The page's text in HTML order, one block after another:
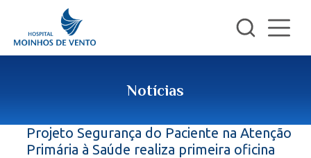
Notícias
Projeto Segurança do Paciente na Atenção
Primária à Saúde realiza primeira oficina